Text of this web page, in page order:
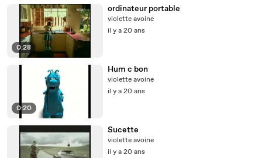
0:28
ordinateur portable
violette avoine
il y a 20 ans
0:20
Hum c bon
violette avoine
il y a 20 ans
Sucette
violette avoine
il y a 20 ans